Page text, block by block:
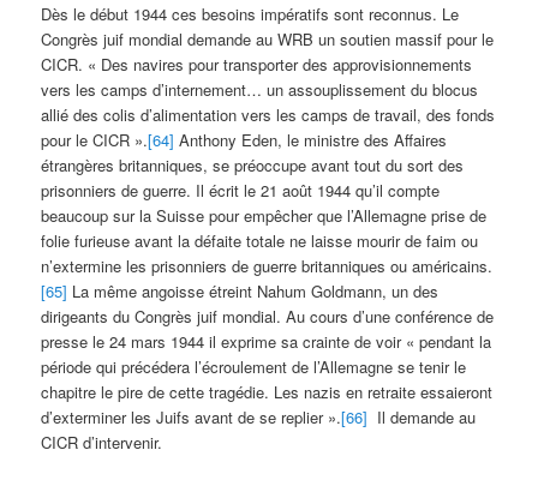
Dès le début 1944 ces besoins impératifs sont reconnus. Le
Congrès juif mondial demande au WRB un soutien massif pour le
CICR. « Des navires pour transporter des approvisionnements
vers les camps d’internement… un assouplissement du blocus
allié des colis d’alimentation vers les camps de travail, des fonds
pour le CICR ».[64] Anthony Eden, le ministre des Affaires
étrangères britanniques, se préoccupe avant tout du sort des
prisonniers de guerre. Il écrit le 21 août 1944 qu’il compte
beaucoup sur la Suisse pour empêcher que l’Allemagne prise de
folie furieuse avant la défaite totale ne laisse mourir de faim ou
n’extermine les prisonniers de guerre britanniques ou américains.
[65] La même angoisse étreint Nahum Goldmann, un des
dirigeants du Congrès juif mondial. Au cours d’une conférence de
presse le 24 mars 1944 il exprime sa crainte de voir « pendant la
période qui précédera l’écroulement de l’Allemagne se tenir le
chapitre le pire de cette tragédie. Les nazis en retraite essaieront
d’exterminer les Juifs avant de se replier ».[66] Il demande au
CICR d’intervenir.